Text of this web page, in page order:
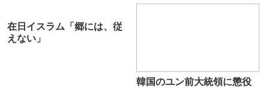
在日イスラム「郷には、従
えない」
韓国のユン前大統領に懲役